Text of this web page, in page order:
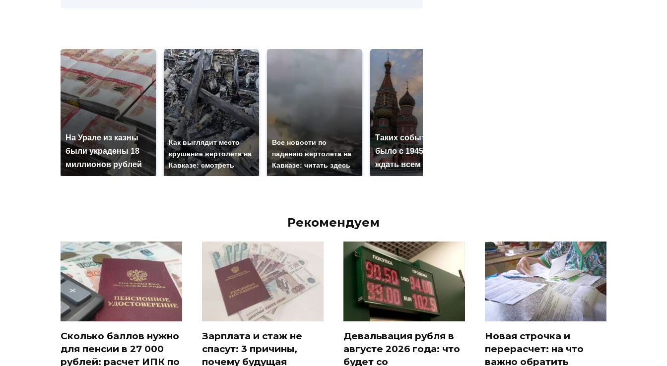
На Урале из казны
были украдены 18
миллионов рублей
Как выглядит место
крушение вертолета на
Кавказе: смотреть
Все новости по
падению вертолета на
Кавказе: читать здесь
Таких событий не
было с 1945: чего
ждать всем нам?
Рекомендуем
Сколько баллов нужно
для пенсии в 27 000
рублей: расчет ИПК по
Зарплата и стаж не
спасут: 3 причины,
почему будущая
Девальвация рубля в
августе 2026 года: что
будет со
Новая строчка и
перерасчет: на что
важно обратить